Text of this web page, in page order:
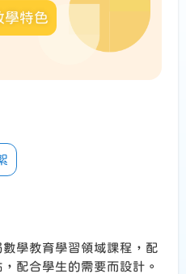
學特色
學教育學習領域課程，配
配合學生的需要而設計。